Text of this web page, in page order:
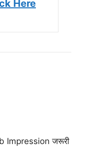
Here
Impression जरूरी